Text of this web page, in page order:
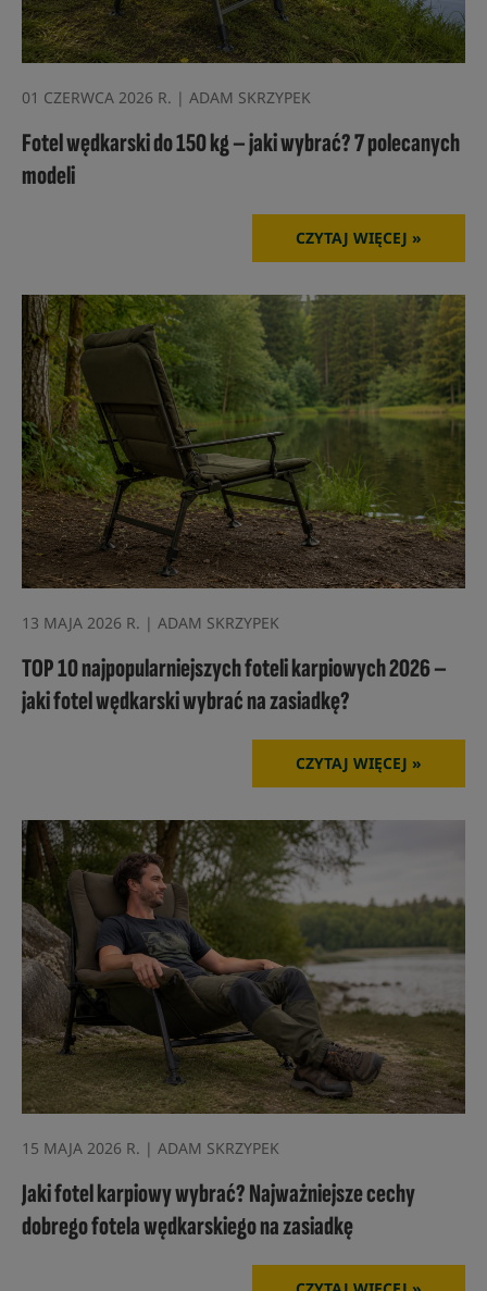
01 CZERWCA 2026 R. | ADAM SKRZYPEK
Fotel wędkarski do 150 kg – jaki wybrać? 7 polecanych
modeli
CZYTAJ WIĘCEJ »
13 MAJA 2026 R. | ADAM SKRZYPEK
TOP 10 najpopularniejszych foteli karpiowych 2026 –
jaki fotel wędkarski wybrać na zasiadkę?
CZYTAJ WIĘCEJ »
15 MAJA 2026 R. | ADAM SKRZYPEK
Jaki fotel karpiowy wybrać? Najważniejsze cechy
dobrego fotela wędkarskiego na zasiadkę